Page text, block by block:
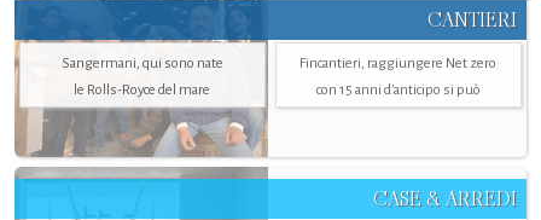
CANTIERI
Sangermani, qui sono nate
le Rolls-Royce del mare
Fincantieri, raggiungere Net zero
con 15 anni d'anticipo si può
CASE & ARREDI